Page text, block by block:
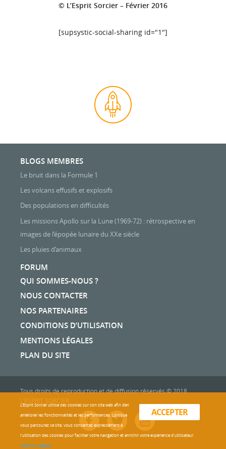
© L’Esprit Sorcier – Février 2016
[supsystic-social-sharing id="1"]
BLOGS MEMBRES
Le bruit dans la Formule 1
Les volcans effusifs et explosifs
Des populations en difficultés
Les missions Apollo sur la Lune (1969-72) : rétrospective en
images de l’épopée lunaire du XXe siècle
Les pluies d’animaux
FORUM
QUI SOMMES-NOUS ?
NOUS CONTACTER
NOS PARTENAIRES
CONDITIONS D’UTILISATION
MENTIONS LÉGALES
PLAN DU SITE
Tous droits de reproduction et de diffusion réservés © 2018
ACCEPTER
L'Esprit Sorcier utilise des cookies sur son site web afin d’en
améliorer les fonctionnalités et les performances. Lorsque
vous parcourez ce site, vous consentez expressément à
l'utilisation des cookies pour faciliter votre navigation et enrichir votre expérience d'utilisateur.
Mentions légales